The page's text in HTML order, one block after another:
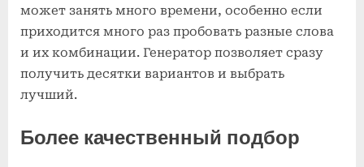
может занять много времени, особенно если
приходится много раз пробовать разные слова
и их комбинации. Генератор позволяет сразу
получить десятки вариантов и выбрать
лучший.
Более качественный подбор